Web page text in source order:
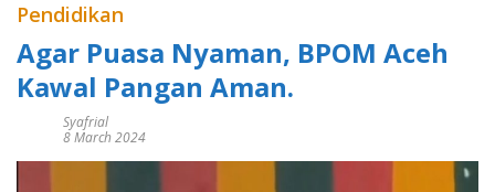
Pendidikan
Agar Puasa Nyaman, BPOM Aceh
Kawal Pangan Aman.
Syafrial
8 March 2024